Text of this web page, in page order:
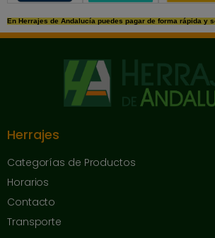
En Herrajes de Andalucía puedes pagar de forma rápida y
Herrajes
Categorías de Productos
Horarios
Contacto
Transporte